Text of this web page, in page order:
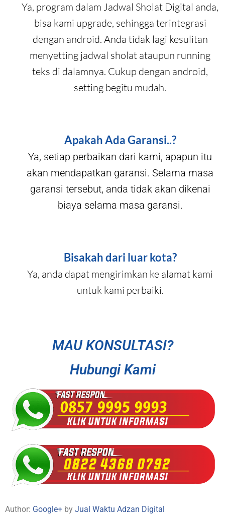
Ya, program dalam Jadwal Sholat Digital anda,
bisa kami upgrade, sehingga terintegrasi
dengan android. Anda tidak lagi kesulitan
menyetting jadwal sholat ataupun running
teks di dalamnya. Cukup dengan android,
setting begitu mudah.
Apakah Ada Garansi..?
Ya, setiap perbaikan dari kami, apapun itu
akan mendapatkan garansi. Selama masa
garansi tersebut, anda tidak akan dikenai
biaya selama masa garansi.
Bisakah dari luar kota?
Ya, anda dapat mengirimkan ke alamat kami
untuk kami perbaiki.
MAU KONSULTASI?
Hubungi Kami
Author: Google+ by Jual Waktu Adzan Digital